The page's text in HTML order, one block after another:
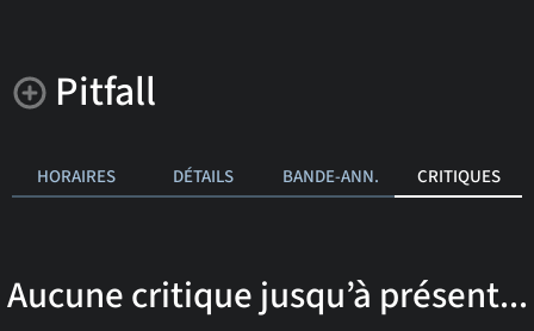
Pitfall
HORAIRES DÉTAILS BANDE-ANN. CRITIQUES
Aucune critique jusqu’à présent...